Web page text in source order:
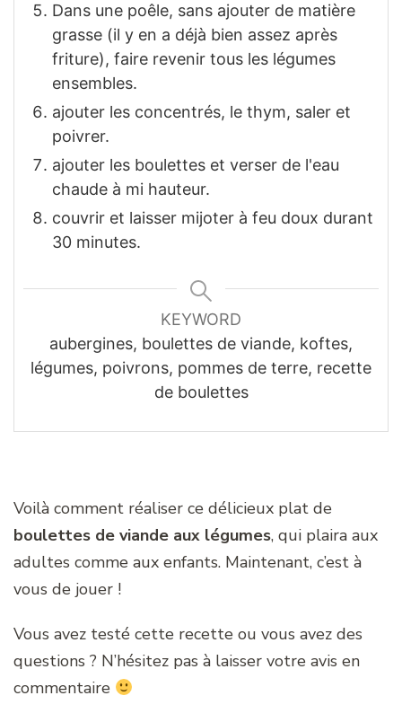
Dans une poêle, sans ajouter de matière
grasse (il y en a déjà bien assez après
friture), faire revenir tous les légumes
ensembles.
ajouter les concentrés, le thym, saler et
poivrer.
ajouter les boulettes et verser de l'eau
chaude à mi hauteur.
couvrir et laisser mijoter à feu doux durant
30 minutes.
KEYWORD
aubergines, boulettes de viande, koftes,
légumes, poivrons, pommes de terre, recette
de boulettes
Voilà comment réaliser ce délicieux plat de
boulettes de viande aux légumes, qui plaira aux
adultes comme aux enfants. Maintenant, c’est à
vous de jouer !
Vous avez testé cette recette ou vous avez des
questions ? N’hésitez pas à laisser votre avis en
commentaire